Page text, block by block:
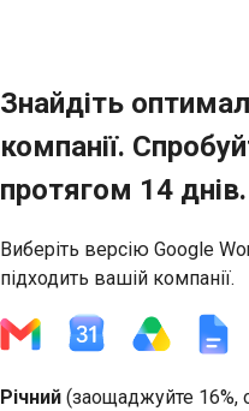
Знайдіть
компанії.
протягом 14 днів.
Виберіть версію Google
підходить вашій компанії.
Річний (заощаджуйте 16%,